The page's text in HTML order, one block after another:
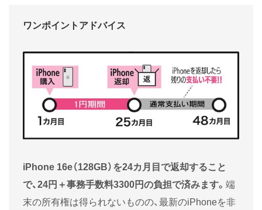
ワンポイントアドバイス
iPhone 16e（128GB）を24カ月目で返却すること
で、24円＋事務手数料3300円の負担で済みます。 端
末の所有権は得られないものの、最新のiPhoneを非